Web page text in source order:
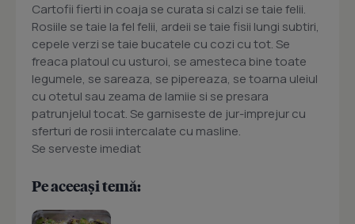
Cartofii fierti in coaja se curata si calzi se taie felii.
Rosiile se taie la fel felii, ardeii se taie fisii lungi subtiri,
cepele verzi se taie bucatele cu cozi cu tot. Se
freaca platoul cu usturoi, se amesteca bine toate
legumele, se sareaza, se pipereaza, se toarna uleiul
cu otetul sau zeama de lamiie si se presara
patrunjelul tocat. Se garniseste de jur-imprejur cu
sferturi de rosii intercalate cu masline.
Se serveste imediat
Pe aceeași temă: